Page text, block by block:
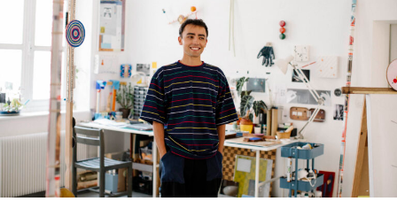
MAGAZINE
ESPACES DE PRATIQUE ARTISTIQUE ↓
Recherche
Connexion